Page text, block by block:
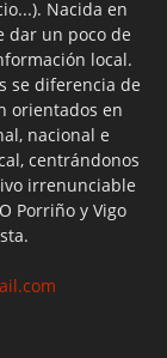
Nacida en
dar un poco de
local.
se diferencia de
orientados en
nacional e
centrándonos
irrenunciable
Porriño y Vigo